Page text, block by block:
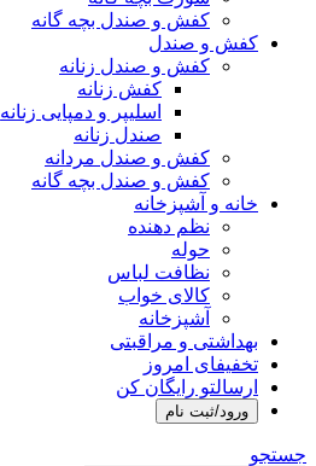
کفش و صندل بچه گانه
کفش و صندل
کفش و صندل زنانه
کفش زنانه
اسلیپر و دمپایی زنانه
صندل زنانه
کفش و صندل مردانه
کفش و صندل بچه گانه
خانه و آشپزخانه
نظم دهنده
حوله
نظافت لباس
کالای خواب
آشپزخانه
بهداشتی و مراقبتی
تخفیفای امروز
ارسالتو رایگان کن
ورود/ثبت نام
جستجو